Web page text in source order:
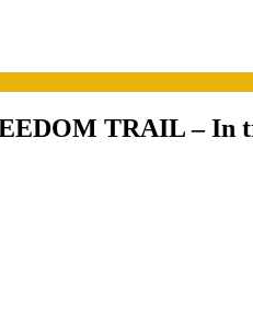
TRAIL – In